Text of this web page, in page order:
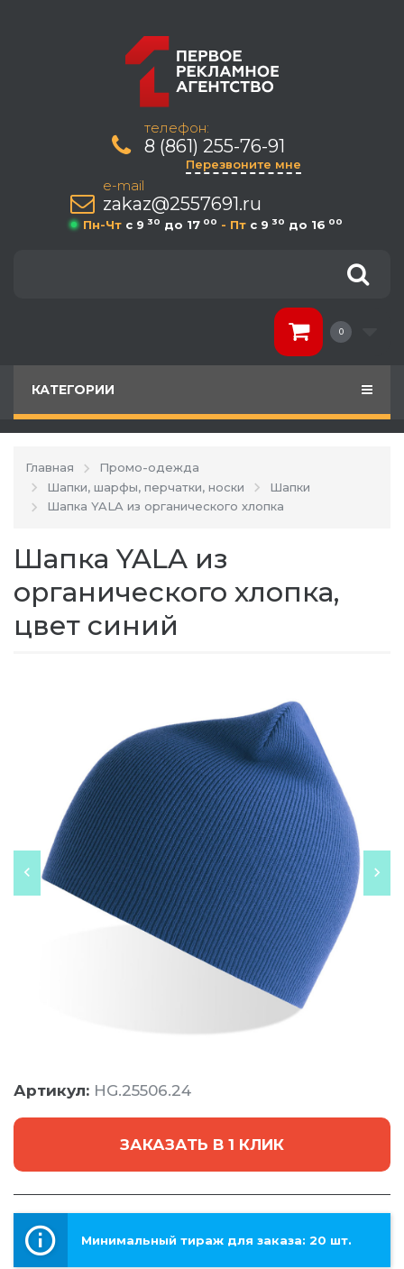
телефон:
8 (861) 255-76-91
Перезвоните мне
e-mail
zakaz@2557691.ru
Пн-Чт c 9 30 до 17 00 - Пт c 9 30 до 16 00
0
КАТЕГОРИИ
Главная
Промо-одежда
Шапки, шарфы, перчатки, носки
Шапки
Шапка YALA из органического хлопка
Шапка YALA из
органического хлопка,
цвет синий
Артикул: HG.25506.24
ЗАКАЗАТЬ В 1 КЛИК
Минимальный тираж для заказа: 20 шт.